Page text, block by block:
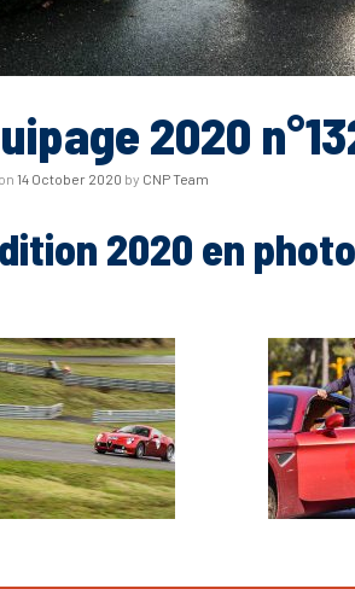
2020
14 October 2020 by CNP Team
2020 en